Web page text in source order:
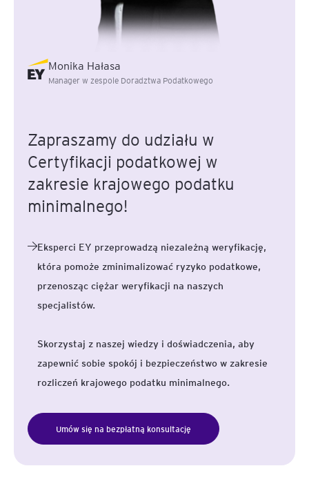
Monika Hałasa
Manager w zespole Doradztwa Podatkowego
Zapraszamy do udziału w
Certyfikacji podatkowej w
zakresie krajowego podatku
minimalnego!
Eksperci EY przeprowadzą niezależną weryfikację,
która pomoże zminimalizować ryzyko podatkowe,
przenosząc ciężar weryfikacji na naszych
specjalistów.
Skorzystaj z naszej wiedzy i doświadczenia, aby
zapewnić sobie spokój i bezpieczeństwo w zakresie
rozliczeń krajowego podatku minimalnego.
Umów się na bezpłatną konsultację